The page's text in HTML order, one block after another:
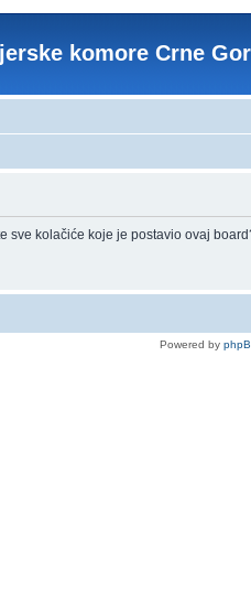
komore Crne
sve kolačiće koje je postavio ovaj
Powered by